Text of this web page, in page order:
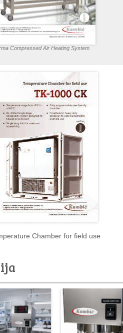
Compressed Air Heating System
Chamber for field use